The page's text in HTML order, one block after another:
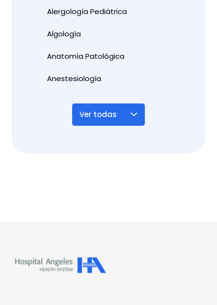
Alergología Pediátrica
Algología
Anatomía Patológica
Anestesiología
Ver todas